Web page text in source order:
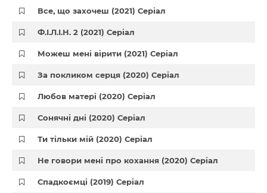
Все, що захочеш (2021) Серіал
Ф.І.Л.І.Н. 2 (2021) Серіал
Можеш мені вірити (2021) Серіал
За покликом серця (2020) Серіал
Любов матері (2020) Серіал
Сонячні дні (2020) Серіал
Ти тільки мій (2020) Серіал
Не говори мені про кохання (2020) Серіал
Спадкоємці (2019) Серіал